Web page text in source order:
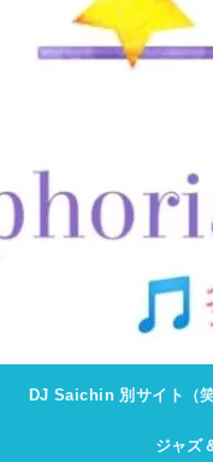
DJ Saichin 別サイト（
ジャズ